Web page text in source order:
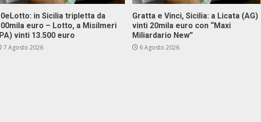
in Sicilia tripletta da
euro – Lotto, a Misilmeri
vinti 13.500 euro
7 Agosto 2026
Gratta e Vinci, Sicilia: a Licata (AG)
vinti 20mila euro con “Maxi
Miliardario New”
6 Agosto 2026